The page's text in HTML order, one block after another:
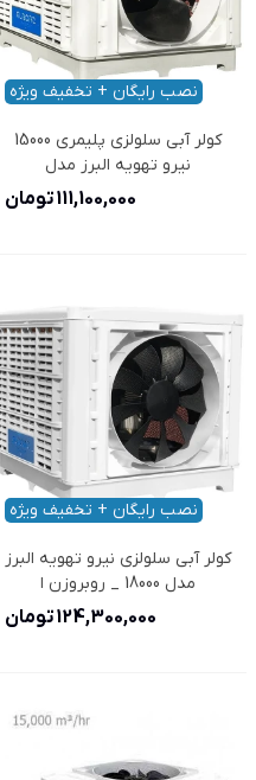
نصب رایگان + تخفیف ویژه
کولر آبی سلولزی پلیمری 15000
نیرو تهویه البرز مدل
NTAC3/150F
111,100,000 تومان
نصب رایگان + تخفیف ویژه
کولر آبی سلولزی نیرو تهویه البرز
مدل 18000 _ روبروزن ا
NTAC9/180F
124,300,000 تومان